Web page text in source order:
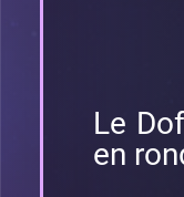
Le
en